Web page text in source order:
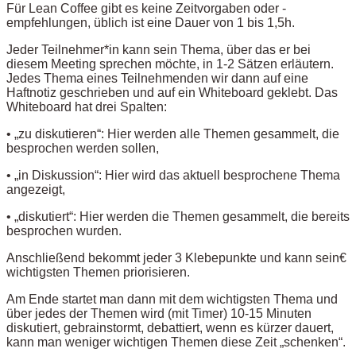
Für Lean Coffee gibt es keine Zeitvorgaben oder -
empfehlungen, üblich ist eine Dauer von 1 bis 1,5h.
Jeder Teilnehmer*in kann sein Thema, über das er bei
diesem Meeting sprechen möchte, in 1-2 Sätzen erläutern.
Jedes Thema eines Teilnehmenden wir dann auf eine
Haftnotiz geschrieben und auf ein Whiteboard geklebt. Das
Whiteboard hat drei Spalten:
• „zu diskutieren“: Hier werden alle Themen gesammelt, die
besprochen werden sollen,
• „in Diskussion“: Hier wird das aktuell besprochene Thema
angezeigt,
• „diskutiert“: Hier werden die Themen gesammelt, die bereits
besprochen wurden.
Anschließend bekommt jeder 3 Klebepunkte und kann sein€
wichtigsten Themen priorisieren.
Am Ende startet man dann mit dem wichtigsten Thema und
über jedes der Themen wird (mit Timer) 10-15 Minuten
diskutiert, gebrainstormt, debattiert, wenn es kürzer dauert,
kann man weniger wichtigen Themen diese Zeit „schenken“.